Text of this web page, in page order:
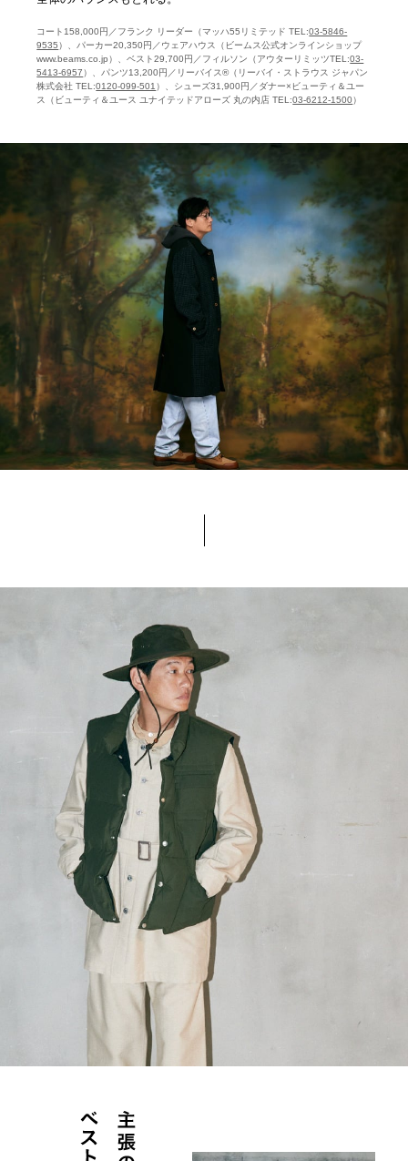
コート158,000円／フランク リーダー（マッハ55リミテッド TEL:03-5846-
9535）、パーカー20,350円／ウェアハウス（ビームス公式オンラインショップ
www.beams.co.jp）、ベスト29,700円／フィルソン（アウターリミッツTEL:03-
5413-6957）、パンツ13,200円／リーバイス®（リーバイ・ストラウス ジャパン
株式会社 TEL:0120-099-501 ）、シューズ31,900円／ダナー×ビューティ＆ユー
ス（ビューティ＆ユース ユナイテッドアローズ 丸の内店 TEL:03-6212-1500）